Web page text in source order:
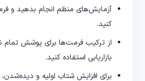
آزمایش‌های منظم انجام بدهید و
کنید.
از ترکیب فرمت‌ها برای پوشش تمام
بازاریابی استفاده کنید.
برای افزایش شتاب اولیه و